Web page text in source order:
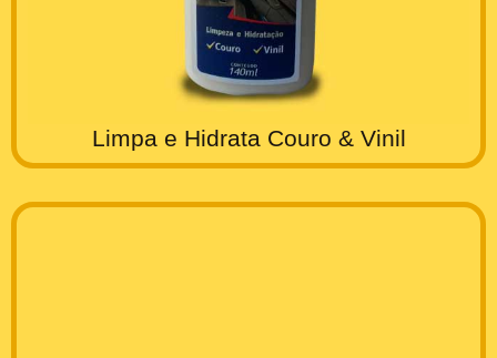
Limpa e Hidrata Couro & Vinil